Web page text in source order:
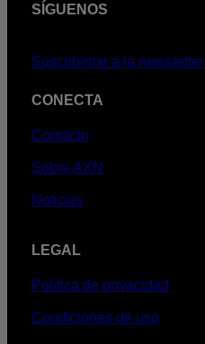
SÍGUENOS
Suscribirme a la newsletter
CONECTA
Contacto
Sobre AXN
Noticias
LEGAL
Política de privacidad
Condiciones de uso